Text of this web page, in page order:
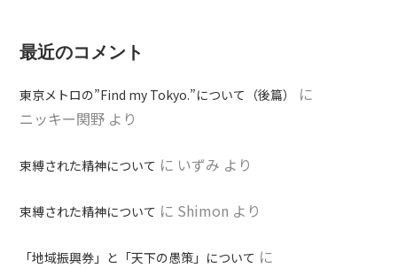
最近のコメント
東京メトロの”Find my Tokyo.”について（後篇）
に
ニッキー関野 より
束縛された精神について に いずみ より
束縛された精神について に Shimon より
「地域振興券」と「天下の愚策」について に